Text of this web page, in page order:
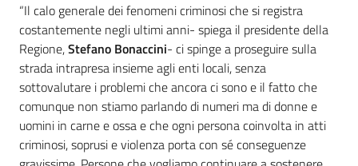
“Il calo generale dei fenomeni criminosi che si registra
costantemente negli ultimi anni- spiega il presidente della
Regione,Stefano Bonaccini- ci spinge a proseguire sulla
strada intrapresa insieme agli enti locali, senza
sottovalutare i problemi che ancora ci sono e il fatto che
comunque non stiamo parlando di numeri ma di donne e
uomini in carne e ossa e che ogni persona coinvolta in atti
criminosi, soprusi e violenza porta con sé conseguenze